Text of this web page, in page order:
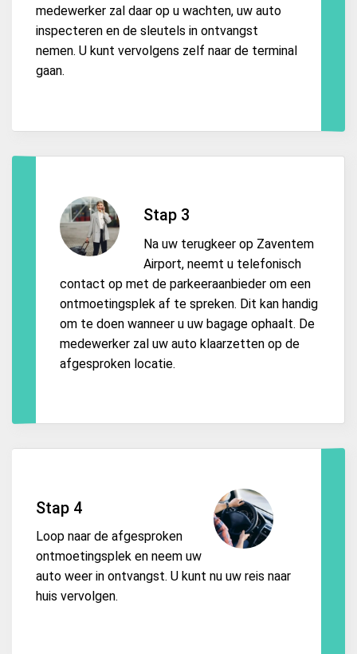
medewerker zal daar op u wachten, uw auto
inspecteren en de sleutels in ontvangst
nemen. U kunt vervolgens zelf naar de terminal
gaan.
Stap 3
Na uw terugkeer op Zaventem
Airport, neemt u telefonisch
contact op met de parkeeraanbieder om een
ontmoetingsplek af te spreken. Dit kan handig
om te doen wanneer u uw bagage ophaalt. De
medewerker zal uw auto klaarzetten op de
afgesproken locatie.
Stap 4
Loop naar de afgesproken
ontmoetingsplek en neem uw
auto weer in ontvangst. U kunt nu uw reis naar
huis vervolgen.